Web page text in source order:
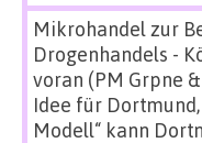
Mikrohandel zur
Drogenhandels -
voran (PM Grpne
Idee für
Modell“ kann